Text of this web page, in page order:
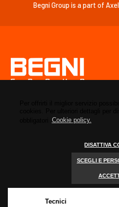
Cookie policy.
DISATTIVA
SCEGLI E
Tecnici
Begni Group is a part of
(Brescia) - Italia
C.F./P. IVA 03428660173
Iscrizione REA BS 396043